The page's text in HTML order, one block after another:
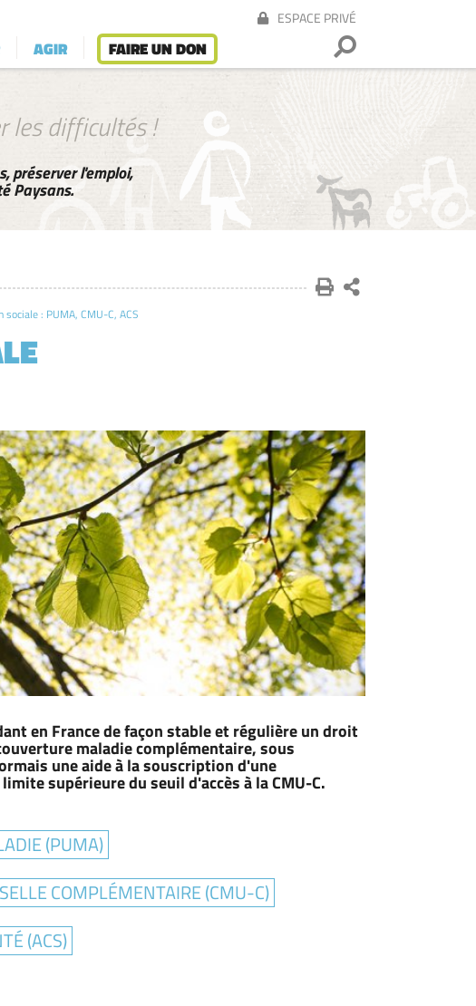
AGIR FAIRE UN DON
ESPACE PRIVÉ
les difficultés !
préserver l'emploi,
Paysans.
sociale : PUMA, CMU-C, ACS
en France de façon stable et régulière un droit
maladie complémentaire, sous
une aide à la souscription d'une
supérieure du seuil d'accès à la CMU-C.
(PUMA)
COMPLÉMENTAIRE (CMU-C)
(ACS)